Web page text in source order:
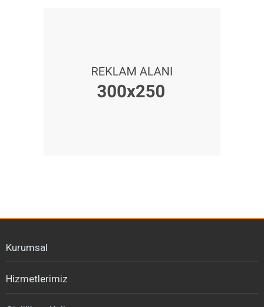
Kurumsal
Hizmetlerimiz